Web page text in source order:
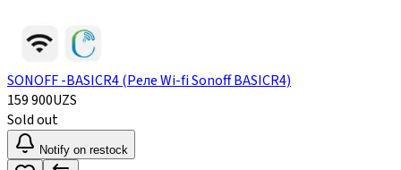
SONOFF -BASICR4 (Реле Wi-fi Sonoff BASICR4)
159 900UZS
Sold out
Notify on restock